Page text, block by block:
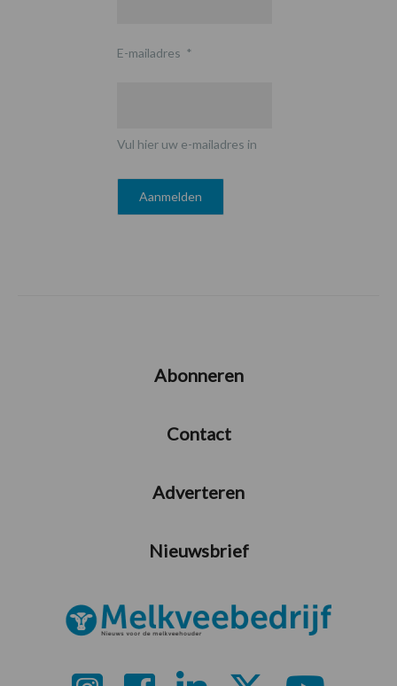
E-mailadres *
Vul hier uw e-mailadres in
Abonneren
Contact
Adverteren
Nieuwsbrief